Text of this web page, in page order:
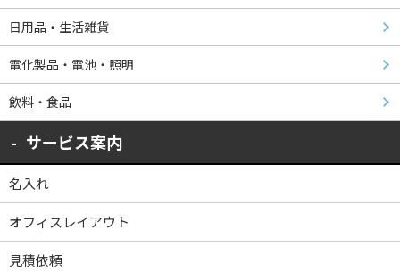
日用品・生活雑貨
電化製品・電池・照明
飲料・食品
サービス案内
名入れ
オフィスレイアウト
見積依頼